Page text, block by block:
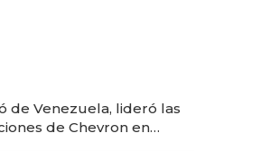
de Venezuela, lideró las
de Chevron en